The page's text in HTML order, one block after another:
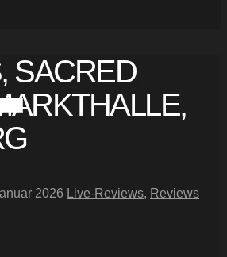
SACRED
2026 Live-Reviews, Reviews